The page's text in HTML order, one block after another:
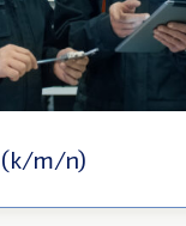
(k/m/n)